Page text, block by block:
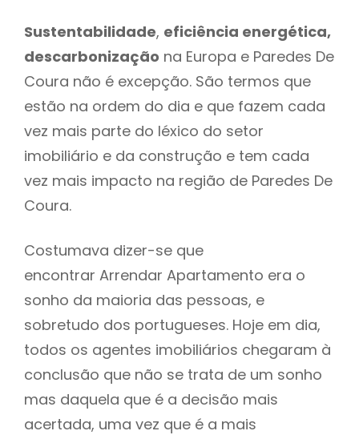
Sustentabilidade, eficiência energética,
descarbonização na Europa e Paredes De
Coura não é excepção. São termos que
estão na ordem do dia e que fazem cada
vez mais parte do léxico do setor
imobiliário e da construção e tem cada
vez mais impacto na região de Paredes De
Coura.
Costumava dizer-se que
encontrar Arrendar Apartamento era o
sonho da maioria das pessoas, e
sobretudo dos portugueses. Hoje em dia,
todos os agentes imobiliários chegaram à
conclusão que não se trata de um sonho
mas daquela que é a decisão mais
acertada, uma vez que é a mais